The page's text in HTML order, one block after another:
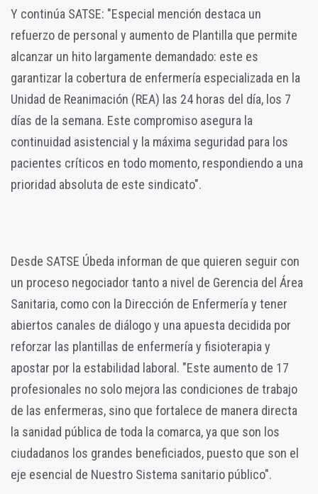
Y continúa SATSE: "Especial mención destaca un
refuerzo de personal y aumento de Plantilla que permite
alcanzar un hito largamente demandado: este es
garantizar la cobertura de enfermería especializada en la
Unidad de Reanimación (REA) las 24 horas del día, los 7
días de la semana. Este compromiso asegura la
continuidad asistencial y la máxima seguridad para los
pacientes críticos en todo momento, respondiendo a una
prioridad absoluta de este sindicato".
Desde SATSE Úbeda informan de que quieren seguir con
un proceso negociador tanto a nivel de Gerencia del Área
Sanitaria, como con la Dirección de Enfermería y tener
abiertos canales de diálogo y una apuesta decidida por
reforzar las plantillas de enfermería y fisioterapia y
apostar por la estabilidad laboral. "Este aumento de 17
profesionales no solo mejora las condiciones de trabajo
de las enfermeras, sino que fortalece de manera directa
la sanidad pública de toda la comarca, ya que son los
ciudadanos los grandes beneficiados, puesto que son el
eje esencial de Nuestro Sistema sanitario público".